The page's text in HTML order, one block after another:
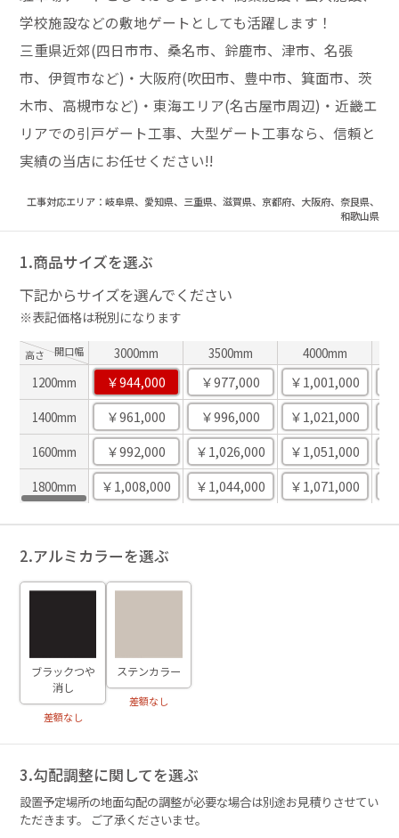
学校施設などの敷地ゲートとしても活躍します！
三重県近郊(四日市市、桑名市、鈴鹿市、津市、名張
市、伊賀市など)・大阪府(吹田市、豊中市、箕面市、茨
木市、高槻市など)・東海エリア(名古屋市周辺)・近畿エ
リアでの引戸ゲート工事、大型ゲート工事なら、信頼と
実績の当店にお任せください!!
工事対応エリア：岐阜県、愛知県、三重県、滋賀県、京都府、大阪府、奈良県、
和歌山県
1.商品サイズを選ぶ
下記からサイズを選んでください
※表記価格は税別になります
高さ 開口幅 3000mm 3500mm 4000mm
1200mm
￥944,000 ￥977,000 ￥1,001,000
1400mm ￥961,000 ￥996,000 ￥1,021,000
1600mm ￥992,000 ￥1,026,000 ￥1,051,000
1800mm ￥1,008,000 ￥1,044,000 ￥1,071,000
2.アルミカラーを選ぶ
ブラックつや
消し
差額なし
ステンカラー
差額なし
3.勾配調整に関してを選ぶ
設置予定場所の地面勾配の調整が必要な場合は別途お見積りさせてい
ただきます。 ご了承くださいませ。